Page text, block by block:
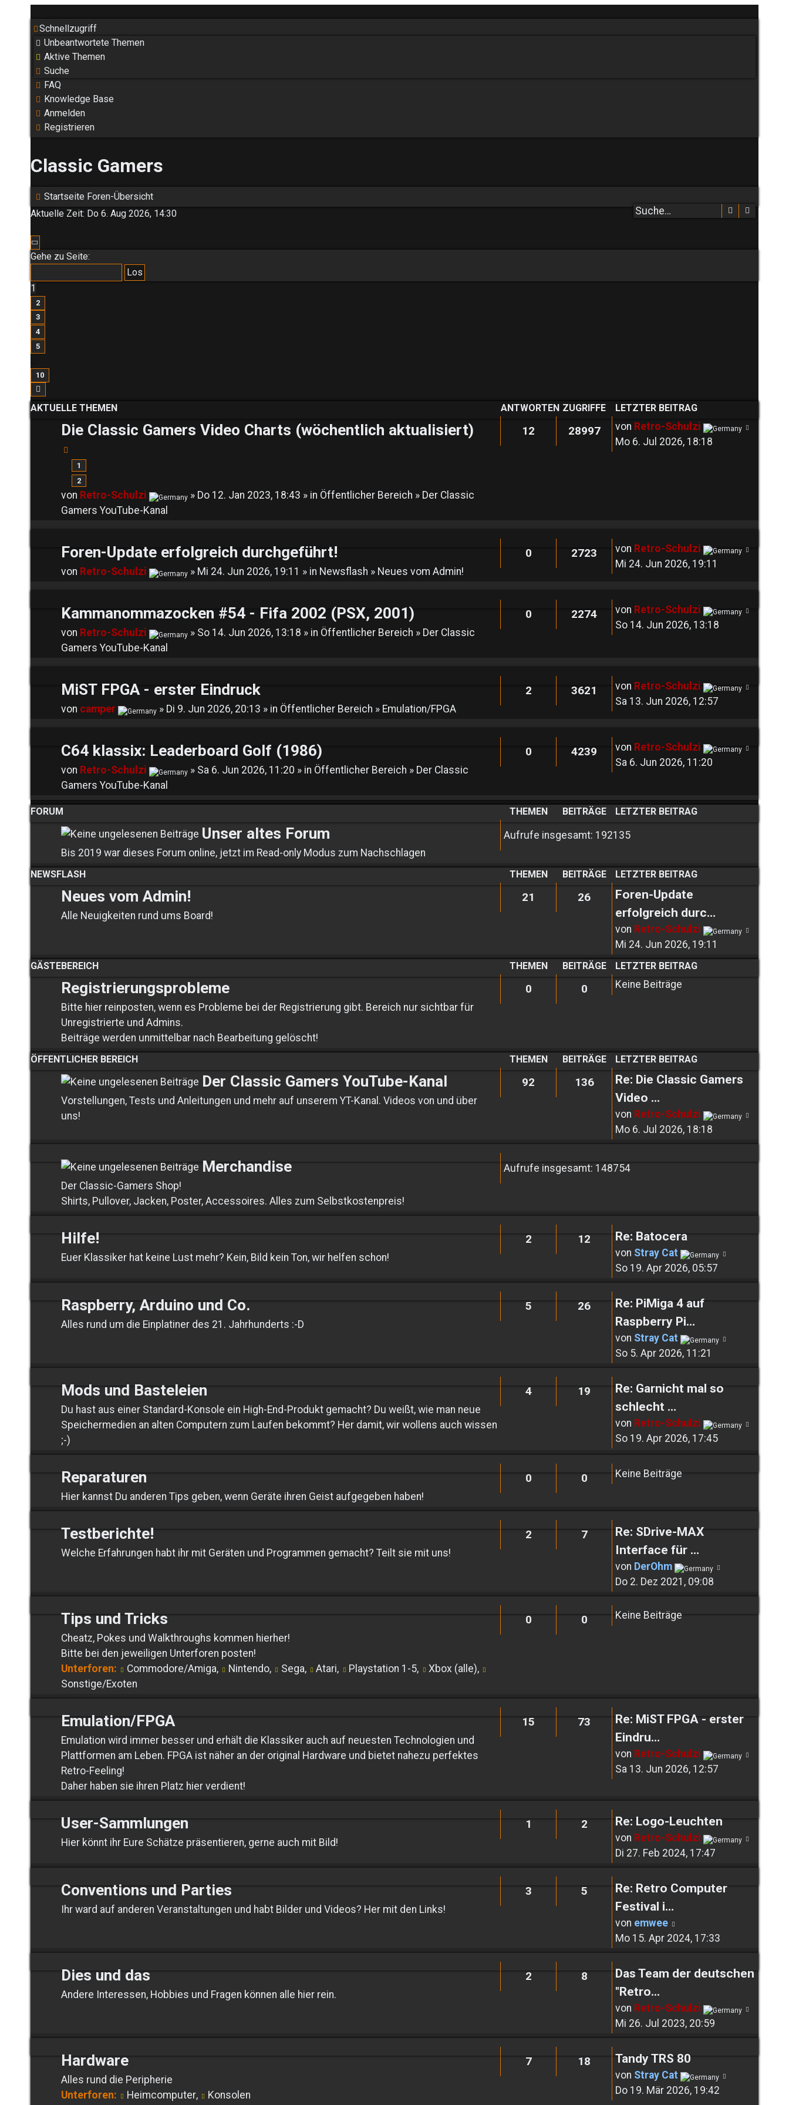
Schnellzugriff
Unbeantwortete Themen
Aktive Themen
Suche
FAQ
Knowledge Base
Anmelden
Registrieren
Classic Gamers
Startseite Foren-Übersicht
Suche
Aktuelle Zeit: Do 6. Aug 2026, 14:30
Seite
Gehe zu Seite:
1
2
3
4
5
10
AKTUELLE THEMEN ANTWORTEN ZUGRIFFE LETZTER BEITRAG
Die Classic Gamers Video Charts (wöchentlich aktualisiert)
1
2
von Retro-Schulzi » Do 12. Jan 2023, 18:43 » in Öffentlicher Bereich » Der Classic
Gamers YouTube-Kanal
12 28997 von Retro-Schulzi
Mo 6. Jul 2026, 18:18
Foren-Update erfolgreich durchgeführt!
von Retro-Schulzi » Mi 24. Jun 2026, 19:11 » in Newsflash » Neues vom Admin!
0 2723 von Retro-Schulzi
Mi 24. Jun 2026, 19:11
Kammanommazocken #54 - Fifa 2002 (PSX, 2001)
von Retro-Schulzi » So 14. Jun 2026, 13:18 » in Öffentlicher Bereich » Der Classic
Gamers YouTube-Kanal
0 2274 von Retro-Schulzi
So 14. Jun 2026, 13:18
MiST FPGA - erster Eindruck
von camper » Di 9. Jun 2026, 20:13 » in Öffentlicher Bereich » Emulation/FPGA
2 3621 von Retro-Schulzi
Sa 13. Jun 2026, 12:57
C64 klassix: Leaderboard Golf (1986)
von Retro-Schulzi » Sa 6. Jun 2026, 11:20 » in Öffentlicher Bereich » Der Classic
Gamers YouTube-Kanal
0 4239 von Retro-Schulzi
Sa 6. Jun 2026, 11:20
FORUM THEMEN BEITRÄGE LETZTER BEITRAG
Unser altes Forum
Bis 2019 war dieses Forum online, jetzt im Read-only Modus zum Nachschlagen
Aufrufe insgesamt: 192135
NEWSFLASH THEMEN BEITRÄGE LETZTER BEITRAG
Neues vom Admin!
Alle Neuigkeiten rund ums Board!
21 26
Foren-Update
erfolgreich durc…
von Retro-Schulzi
Mi 24. Jun 2026, 19:11
GÄSTEBEREICH THEMEN BEITRÄGE LETZTER BEITRAG
Registrierungsprobleme
Bitte hier reinposten, wenn es Probleme bei der Registrierung gibt. Bereich nur sichtbar für
Unregistrierte und Admins.
Beiträge werden unmittelbar nach Bearbeitung gelöscht!
0 0 Keine Beiträge
ÖFFENTLICHER BEREICH THEMEN BEITRÄGE LETZTER BEITRAG
Der Classic Gamers YouTube-Kanal
Vorstellungen, Tests und Anleitungen und mehr auf unserem YT-Kanal. Videos von und über
uns!
92 136
Re: Die Classic Gamers
Video …
von Retro-Schulzi
Mo 6. Jul 2026, 18:18
Merchandise
Der Classic-Gamers Shop!
Shirts, Pullover, Jacken, Poster, Accessoires. Alles zum Selbstkostenpreis!
Aufrufe insgesamt: 148754
Hilfe!
Euer Klassiker hat keine Lust mehr? Kein, Bild kein Ton, wir helfen schon!
2 12 Re: Batocera
von Stray Cat
So 19. Apr 2026, 05:57
Raspberry, Arduino und Co.
Alles rund um die Einplatiner des 21. Jahrhunderts :-D
5 26
Re: PiMiga 4 auf
Raspberry Pi…
von Stray Cat
So 5. Apr 2026, 11:21
Mods und Basteleien
Du hast aus einer Standard-Konsole ein High-End-Produkt gemacht? Du weißt, wie man neue
Speichermedien an alten Computern zum Laufen bekommt? Her damit, wir wollens auch wissen
;-)
4 19
Re: Garnicht mal so
schlecht …
von Retro-Schulzi
So 19. Apr 2026, 17:45
Reparaturen
Hier kannst Du anderen Tips geben, wenn Geräte ihren Geist aufgegeben haben!
0 0 Keine Beiträge
Testberichte!
Welche Erfahrungen habt ihr mit Geräten und Programmen gemacht? Teilt sie mit uns!
2 7
Re: SDrive-MAX
Interface für …
von DerOhm
Do 2. Dez 2021, 09:08
Tips und Tricks
Cheatz, Pokes und Walkthroughs kommen hierher!
Bitte bei den jeweiligen Unterforen posten!
Unterforen:
Commodore/Amiga, Nintendo, Sega, Atari, Playstation 1-5, Xbox (alle),
Sonstige/Exoten
0 0 Keine Beiträge
Emulation/FPGA
Emulation wird immer besser und erhält die Klassiker auch auf neuesten Technologien und
Plattformen am Leben. FPGA ist näher an der original Hardware und bietet nahezu perfektes
Retro-Feeling!
Daher haben sie ihren Platz hier verdient!
15 73
Re: MiST FPGA - erster
Eindru…
von Retro-Schulzi
Sa 13. Jun 2026, 12:57
User-Sammlungen
Hier könnt ihr Eure Schätze präsentieren, gerne auch mit Bild!
1 2 Re: Logo-Leuchten
von Retro-Schulzi
Di 27. Feb 2024, 17:47
Conventions und Parties
Ihr ward auf anderen Veranstaltungen und habt Bilder und Videos? Her mit den Links!
3 5
Re: Retro Computer
Festival i…
von emwee
Beitrag
Mo 15. Apr 2024, 17:33
Dies und das
Andere Interessen, Hobbies und Fragen können alle hier rein.
2 8
Das Team der deutschen
"Retro…
von Retro-Schulzi
Mi 26. Jul 2023, 20:59
Hardware
Alles rund die Peripherie
Unterforen:
Heimcomputer, Konsolen
7 18 Tandy TRS 80
von Stray Cat
Do 19. Mär 2026, 19:42